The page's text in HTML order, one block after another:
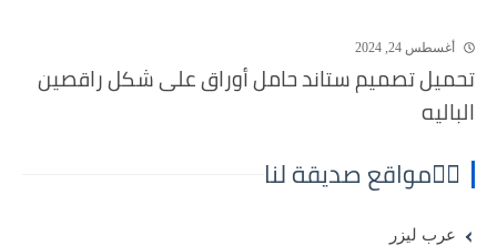
أغسطس 24, 2024
تحميل تصميم ستاند حامل أوراق على شكل راقصين
الباليه
⛓️‍💥مواقع صديقة لنا
عرب ليزر